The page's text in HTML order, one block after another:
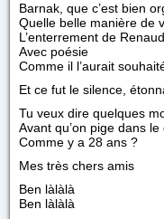
Barnak, que c’est bien
Quelle belle manière de
L’enterrement de Renaud
Avec poésie
Comme il l’aurait
Et ce fut le silence,
Tu veux dire quelques
Avant qu’on pige dans le
Comme y a 28 ans ?
Mes très chers amis
Ben làlàlà
Ben làlàlà